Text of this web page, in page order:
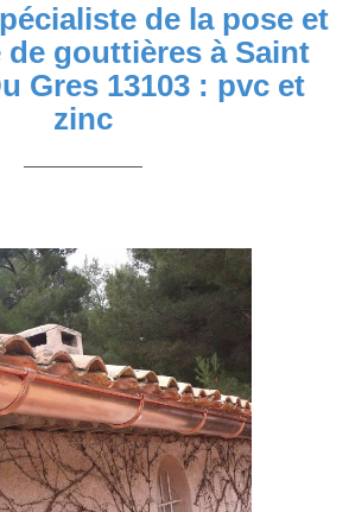
de la pose et
de gouttières à Saint
Gres 13103 : pvc et
zinc